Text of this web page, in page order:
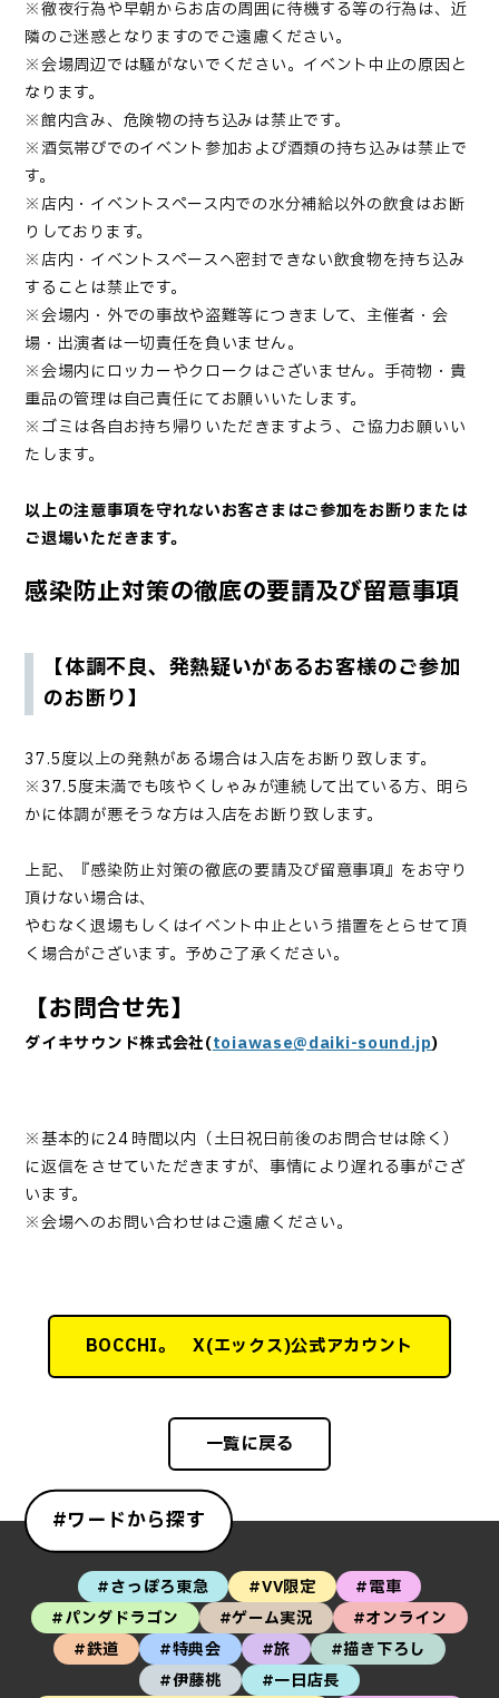
※徹夜行為や早朝からお店の周囲に待機する等の行為は、近
隣のご迷惑となりますのでご遠慮ください。
※会場周辺では騒がないでください。イベント中止の原因と
なります。
※館内含み、危険物の持ち込みは禁止です。
※酒気帯びでのイベント参加および酒類の持ち込みは禁止で
す。
※店内・イベントスペース内での水分補給以外の飲食はお断
りしております。
※店内・イベントスペースへ密封できない飲食物を持ち込み
することは禁止です。
※会場内・外での事故や盗難等につきまして、主催者・会
場・出演者は一切責任を負いません。
※会場内にロッカーやクロークはございません。手荷物・貴
重品の管理は自己責任にてお願いいたします。
※ゴミは各自お持ち帰りいただきますよう、ご協力お願いい
たします。
以上の注意事項を守れないお客さまはご参加をお断りまたは
ご退場いただきます。
感染防止対策の徹底の要請及び留意事項
【体調不良、発熱疑いがあるお客様のご参加
のお断り】
37.5度以上の発熱がある場合は入店をお断り致します。
※37.5度未満でも咳やくしゃみが連続して出ている方、明ら
かに体調が悪そうな方は入店をお断り致します。
上記、『感染防止対策の徹底の要請及び留意事項』をお守り
頂けない場合は、
やむなく退場もしくはイベント中止という措置をとらせて頂
く場合がございます。予めご了承ください。
【お問合せ先】
ダイキサウンド株式会社(toiawase@daiki-sound.jp)
※基本的に24時間以内（土日祝日前後のお問合せは除く）
に返信をさせていただきますが、事情により遅れる事がござ
います。
※会場へのお問い合わせはご遠慮ください。
BOCCHI。 X(エックス)公式アカウント
一覧に戻る
#ワードから探す
#さっぽろ東急 #VV限定
#電車
#パンダドラゴン
#ゲーム実況
#オンライン
#鉄道
#特典会 #旅
#描き下ろし
#伊藤桃
#一日店長